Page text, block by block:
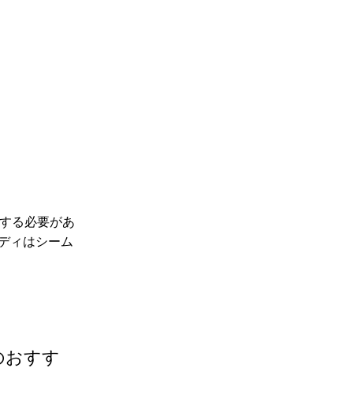
る必要があ
ィはシーム
おすす